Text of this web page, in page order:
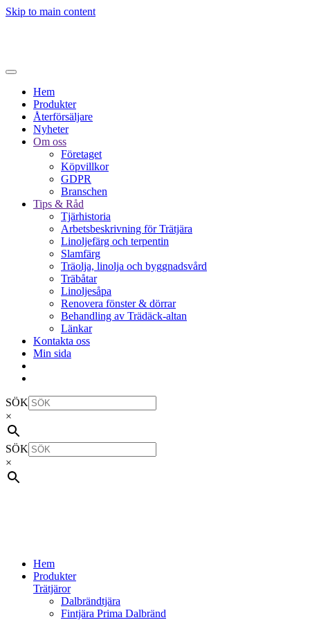
Skip to main content
Hem
Produkter
Återförsäljare
Nyheter
Om oss
Företaget
Köpvillkor
GDPR
Branschen
Tips & Råd
Tjärhistoria
Arbetsbeskrivning för Trätjära
Linoljefärg och terpentin
Slamfärg
Träolja, linolja och byggnadsvård
Träbåtar
Linoljesåpa
Renovera fönster & dörrar
Behandling av Trädäck-altan
Länkar
Kontakta oss
Min sida
SÖK
×
SÖK
×
Hem
Produkter
Trätjäror
Dalbrändtjära
Fintjära Prima Dalbränd